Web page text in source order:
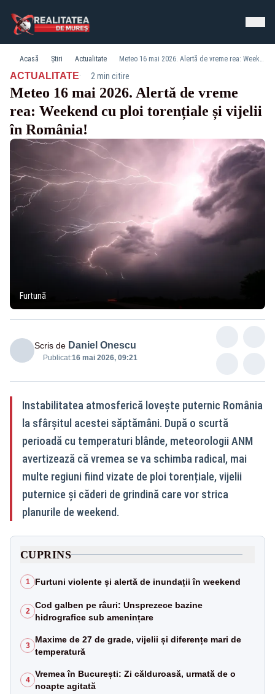
Acasă Știri Actualitate Meteo 16 mai 2026. Alertă de vreme rea: Weekend cu ploi torențiale și vijelii în România!
ACTUALITATE· 2 min citire
Meteo 16 mai 2026. Alertă de vreme
rea: Weekend cu ploi torențiale și vijelii
în România!
Furtună
Scris de Daniel Onescu
Publicat:16 mai 2026, 09:21
Instabilitatea atmosferică lovește puternic România
la sfârșitul acestei săptămâni. După o scurtă
perioadă cu temperaturi blânde, meteorologii ANM
avertizează că vremea se va schimba radical, mai
multe regiuni fiind vizate de ploi torențiale, vijelii
puternice și căderi de grindină care vor strica
planurile de weekend.
CUPRINS
1 Furtuni violente și alertă de inundații în weekend
2
Cod galben pe râuri: Unsprezece bazine
hidrografice sub amenințare
3
Maxime de 27 de grade, vijelii și diferențe mari de
temperatură
4
Vremea în București: Zi călduroasă, urmată de o
noapte agitată